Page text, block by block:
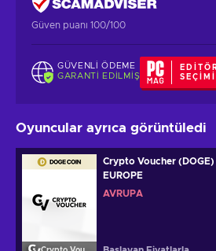
Güven puanı 100/100
GÜVENLI ÖDEME
GARANTI EDILMIŞ
SEÇIMI
Oyuncular ayrıca görüntüledi
Crypto Voucher (DOGE)
EUROPE
AVRUPA